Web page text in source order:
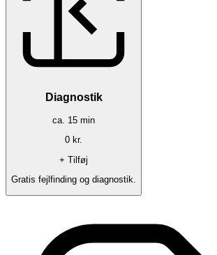
Diagnostik
ca. 15 min
0 kr.
+ Tilføj
Gratis fejlfinding og diagnostik.